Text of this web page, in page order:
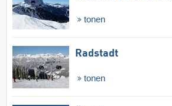
tonen
Radstadt
tonen